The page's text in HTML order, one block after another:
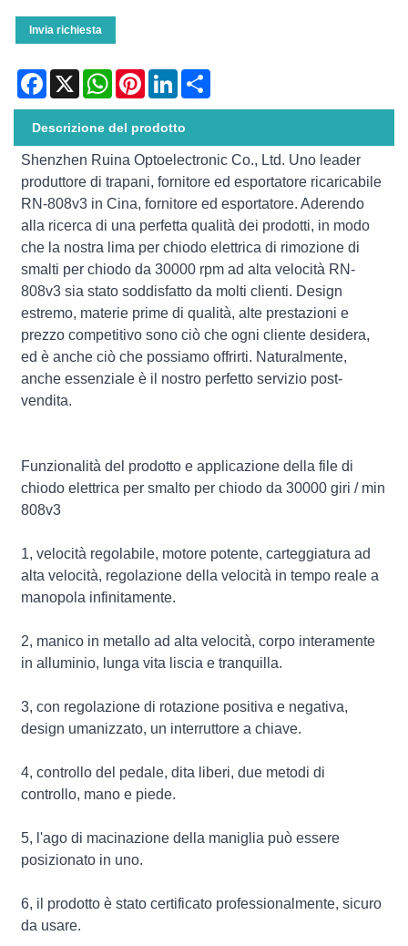
Invia richiesta
Facebook
X WhatsAppPinterestLinkedIn
Descrizione del prodotto
Shenzhen Ruina Optoelectronic Co., Ltd. Uno leader
produttore di trapani, fornitore ed esportatore ricaricabile
RN-808v3 in Cina, fornitore ed esportatore. Aderendo
alla ricerca di una perfetta qualità dei prodotti, in modo
che la nostra lima per chiodo elettrica di rimozione di
smalti per chiodo da 30000 rpm ad alta velocità RN-
808v3 sia stato soddisfatto da molti clienti. Design
estremo, materie prime di qualità, alte prestazioni e
prezzo competitivo sono ciò che ogni cliente desidera,
ed è anche ciò che possiamo offrirti. Naturalmente,
anche essenziale è il nostro perfetto servizio post-
vendita.
Funzionalità del prodotto e applicazione della file di
chiodo elettrica per smalto per chiodo da 30000 giri / min
808v3
1, velocità regolabile, motore potente, carteggiatura ad
alta velocità, regolazione della velocità in tempo reale a
manopola infinitamente.
2, manico in metallo ad alta velocità, corpo interamente
in alluminio, lunga vita liscia e tranquilla.
3, con regolazione di rotazione positiva e negativa,
design umanizzato, un interruttore a chiave.
4, controllo del pedale, dita liberi, due metodi di
controllo, mano e piede.
5, l'ago di macinazione della maniglia può essere
posizionato in uno.
6, il prodotto è stato certificato professionalmente, sicuro
da usare.